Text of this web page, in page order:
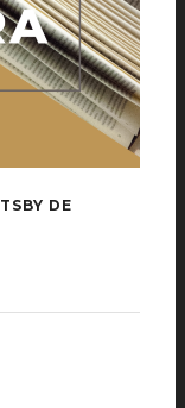
DE